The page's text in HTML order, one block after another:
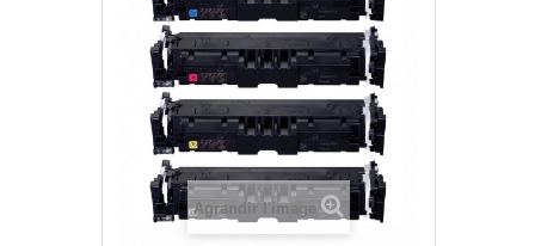
Agrandir l'image